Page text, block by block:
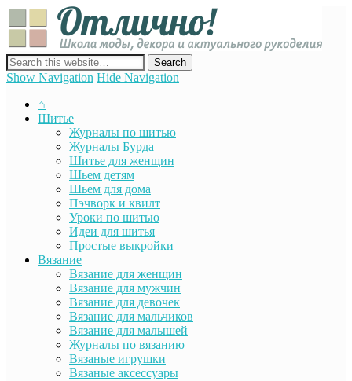
сайт о декоре, дизайне и моде, вязании, шитье и других видах
рукоделия
Show Navigation Hide Navigation
⌂
Шитье
Журналы по шитью
Журналы Бурда
Шитье для женщин
Шьем детям
Шьем для дома
Пэчворк и квилт
Уроки по шитью
Идеи для шитья
Простые выкройки
Вязание
Вязание для женщин
Вязание для мужчин
Вязание для девочек
Вязание для мальчиков
Вязание для малышей
Журналы по вязанию
Вязаные игрушки
Вязаные аксессуары